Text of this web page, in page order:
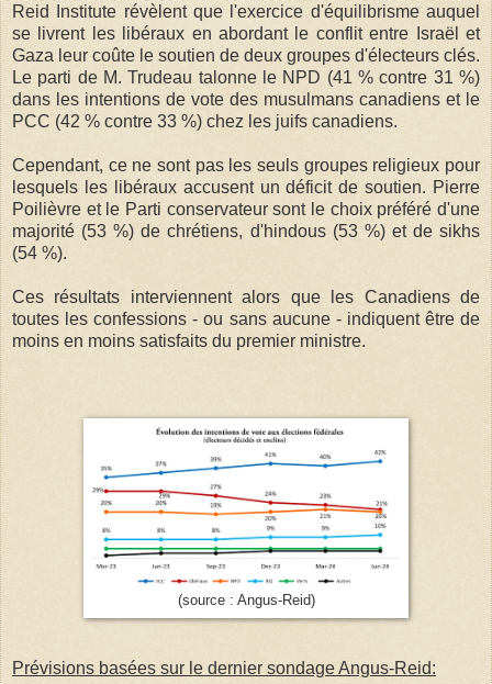
Reid Institute révèlent que l'exercice d'équilibrisme auquel
se livrent les libéraux en abordant le conflit entre Israël et
Gaza leur coûte le soutien de deux groupes d'électeurs clés.
Le parti de M. Trudeau talonne le NPD (41 % contre 31 %)
dans les intentions de vote des musulmans canadiens et le
PCC (42 % contre 33 %) chez les juifs canadiens.
Cependant, ce ne sont pas les seuls groupes religieux pour
lesquels les libéraux accusent un déficit de soutien. Pierre
Poilièvre et le Parti conservateur sont le choix préféré d'une
majorité (53 %) de chrétiens, d'hindous (53 %) et de sikhs
(54 %).
Ces résultats interviennent alors que les Canadiens de
toutes les confessions - ou sans aucune - indiquent être de
moins en moins satisfaits du premier ministre.
(source : Angus-Reid)
Prévisions basées sur le dernier sondage Angus-Reid: